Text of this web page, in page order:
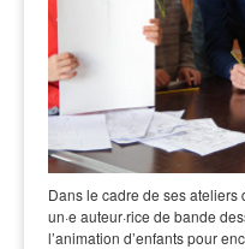
Dans le cadre de ses ateliers
un·e auteur·rice de bande
l’animation d’enfants pour